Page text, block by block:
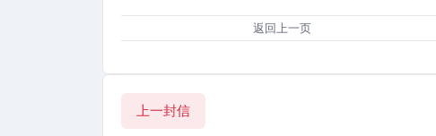
返回上一页
上一封信